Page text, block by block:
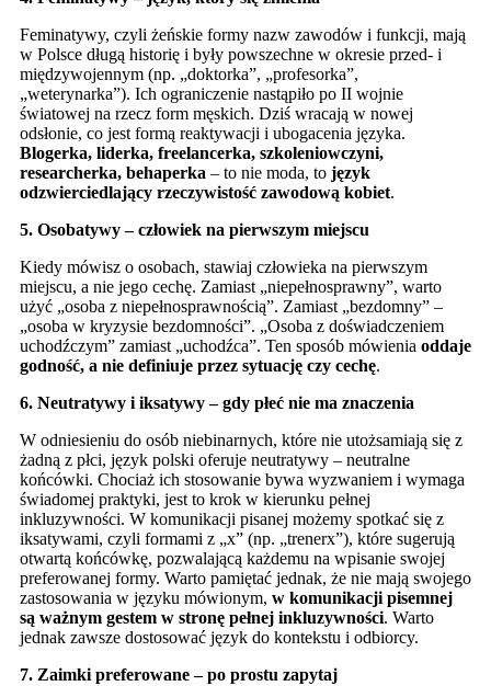
Feminatywy, czyli żeńskie formy nazw zawodów i funkcji, mają
w Polsce długą historię i były powszechne w okresie przed- i
międzywojennym (np. „doktorka”, „profesorka”,
„weterynarka”). Ich ograniczenie nastąpiło po II wojnie
światowej na rzecz form męskich. Dziś wracają w nowej
odsłonie, co jest formą reaktywacji i ubogacenia języka.
Blogerka, liderka, freelancerka, szkoleniowczyni,
researcherka, behaperka – to nie moda, to język
odzwierciedlający rzeczywistość zawodową kobiet.
5. Osobatywy – człowiek na pierwszym miejscu
Kiedy mówisz o osobach, stawiaj człowieka na pierwszym
miejscu, a nie jego cechę. Zamiast „niepełnosprawny”, warto
użyć „osoba z niepełnosprawnością”. Zamiast „bezdomny” –
„osoba w kryzysie bezdomności”. „Osoba z doświadczeniem
uchodźczym” zamiast „uchodźca”. Ten sposób mówienia oddaje
godność, a nie definiuje przez sytuację czy cechę.
6. Neutratywy i iksatywy – gdy płeć nie ma znaczenia
W odniesieniu do osób niebinarnych, które nie utożsamiają się z
żadną z płci, język polski oferuje neutratywy – neutralne
końcówki. Chociaż ich stosowanie bywa wyzwaniem i wymaga
świadomej praktyki, jest to krok w kierunku pełnej
inkluzywności. W komunikacji pisanej możemy spotkać się z
iksatywami, czyli formami z „x” (np. „trenerx”), które sugerują
otwartą końcówkę, pozwalającą każdemu na wpisanie swojej
preferowanej formy. Warto pamiętać jednak, że nie mają swojego
zastosowania w języku mówionym, w komunikacji pisemnej
są ważnym gestem w stronę pełnej inkluzywności. Warto
jednak zawsze dostosować język do kontekstu i odbiorcy.
7. Zaimki preferowane – po prostu zapytaj